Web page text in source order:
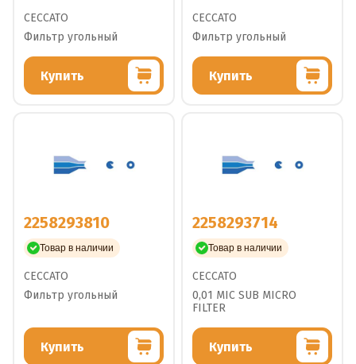
CECCATO
Фильтр угольный
Купить
CECCATO
Фильтр угольный
Купить
2258293810
Товар в наличии
CECCATO
Фильтр угольный
Купить
2258293714
Товар в наличии
CECCATO
0,01 MIC SUB MICRO
FILTER
Купить